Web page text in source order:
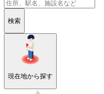
検索
現在地から探す